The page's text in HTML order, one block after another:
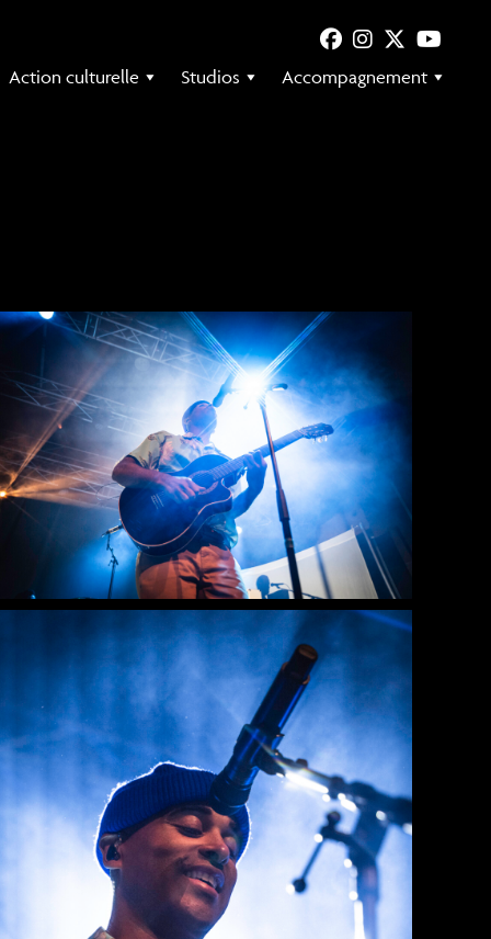
Action culturelle Studios Accompagnement